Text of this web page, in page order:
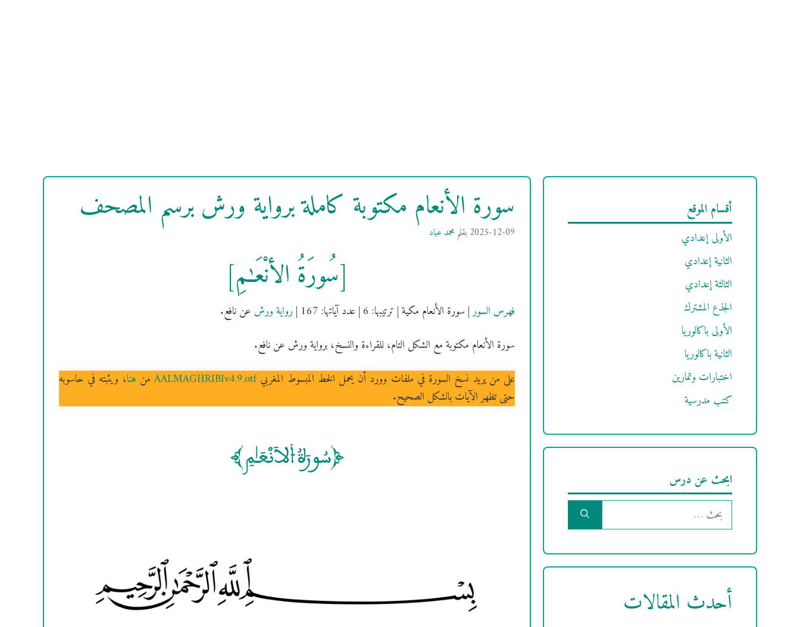
سورة الأنعام مكتوبة كاملة برواية ورش برسم المصحف
2025-12-09 بقلممحمد عباد
[سُورَةُ الأنْعَـٰمِ]
فهرس السور| سورة الأنعام مكية | ترتيبها: 6 | عدد آياتها: 167 | رواية ورشعن نافع.
سورة الأنعام مكتوبة مع الشكل التام، للقراءة والنسخ، برواية ورش عن نافع.
على من يريد نسخ السورة في ملفات وورد أن يحمل الخط المبسوط المغربيAALMAGHRIBIv4.9.otfمن هنا، ويثبته في حاسوبه
حتى تظهر الآيات بالشكل الصحيح.
[سُورَةُ ۴لاَنْعَـٰمِ ]
أقسام الموقع
الأولى إعدادي
الثانية إعدادي
الثالثة إعدادي
الجذع المشترك
الأولى باكالوريا
الثانية باكالوريا
اختبارات وتمارين
كتب مدرسية
ابحث عن درس
البحث
عن:
أحدث المقالات